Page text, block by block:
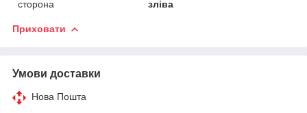
сторона зліва
Приховати
Умови доставки
Нова Пошта